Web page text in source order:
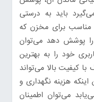
باید به درستی
مناسب برای مخزن که
را پوشش دهد می‌توان
خود را به بهترین
کیفیت بالا می‌تواند
اینکه هزینه نگهداری و
می‌توان اطمینان